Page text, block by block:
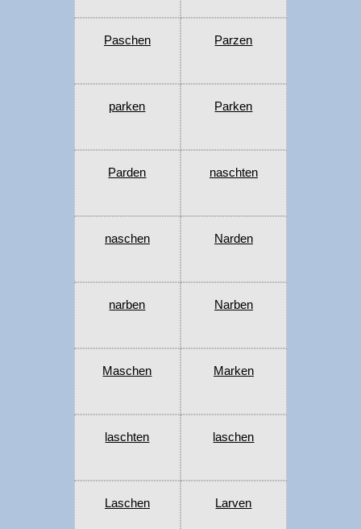
Paschen Parzen
parken Parken
Parden naschten
naschen Narden
narben Narben
Maschen Marken
laschten laschen
Laschen Larven